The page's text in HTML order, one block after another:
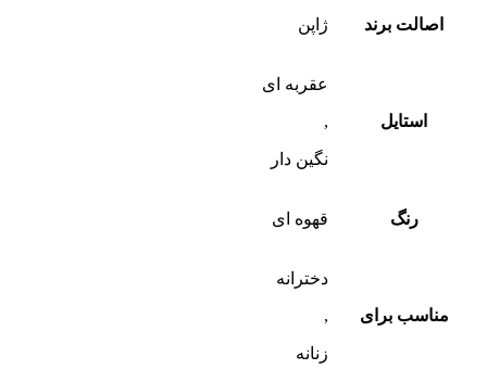
اصالت برند ژاپن
استایل
عقربه ای
,
نگین دار
رنگ قهوه ای
مناسب برای
دخترانه
,
زنانه